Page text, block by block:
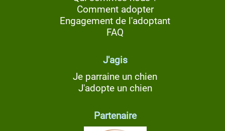
Comment adopter
Engagement de l'adoptant
FAQ
J'agis
Je parraine un chien
J'adopte un chien
Partenaire